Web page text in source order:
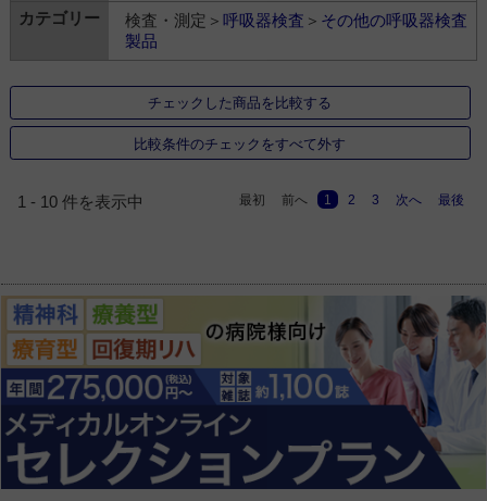
検査・測定＞ 呼吸器検査 ＞ その他の呼吸器検査
製品
チェックした商品を比較する
比較条件のチェックをすべて外す
1 - 10 件を表示中 最初 前へ 1 2 3 次へ 最後